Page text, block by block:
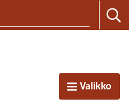
AvaaValikko